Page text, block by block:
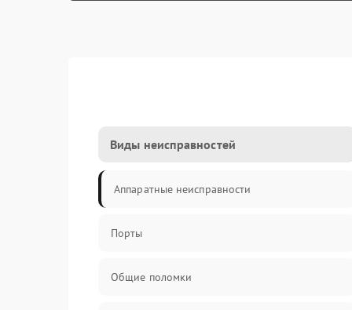
Виды неисправностей
Аппаратные неисправности
Порты
Общие поломки